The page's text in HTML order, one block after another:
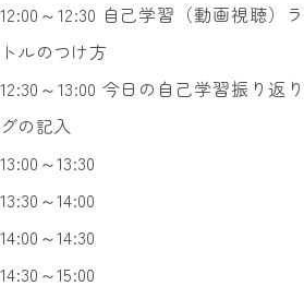
12:00～12:30 自己学習（動画視聴
トルのつけ方
12:30～13:00 今日の自己学習振り
グの記入
13:00～13:30
13:30～14:00
14:00～14:30
14:30～15:00